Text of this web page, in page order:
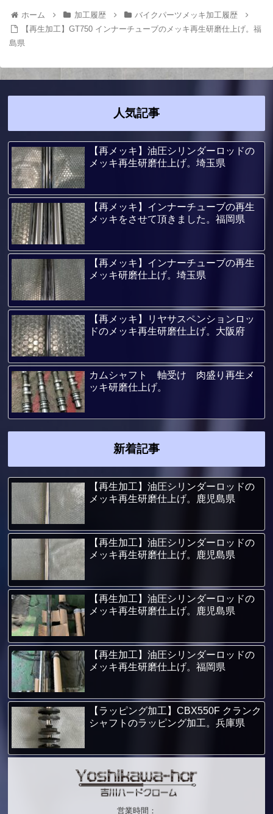
ホーム 加工履歴
バイクパーツメッキ加工履歴
【再生加工】GT750 インナーチューブのメッキ再生研磨仕上げ。福
島県
人気記事
【再メッキ】油圧シリンダーロッドの
メッキ再生研磨仕上げ。埼玉県
【再メッキ】インナーチューブの再生
メッキをさせて頂きました。福岡県
【再メッキ】インナーチューブの再生
メッキ研磨仕上げ。埼玉県
【再メッキ】リヤサスペンションロッ
ドのメッキ再生研磨仕上げ。大阪府
カムシャフト 軸受け 肉盛り再生メ
ッキ研磨仕上げ。
新着記事
【再生加工】油圧シリンダーロッドの
メッキ再生研磨仕上げ。鹿児島県
【再生加工】油圧シリンダーロッドの
メッキ再生研磨仕上げ。鹿児島県
【再生加工】油圧シリンダーロッドの
メッキ再生研磨仕上げ。鹿児島県
【再生加工】油圧シリンダーロッドの
メッキ再生研磨仕上げ。福岡県
【ラッピング加工】CBX550F クランク
シャフトのラッピング加工。兵庫県
営業時間：